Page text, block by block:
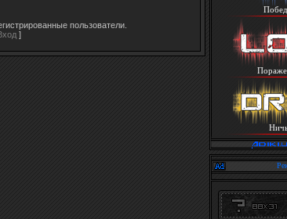
пользователи.
]